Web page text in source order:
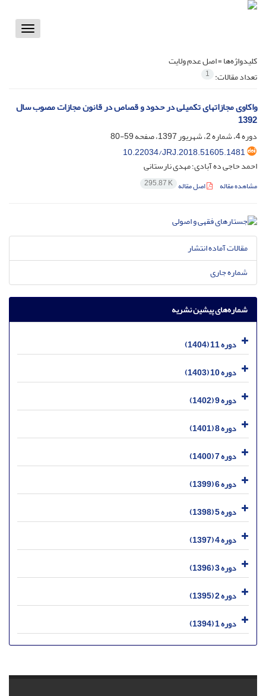
Toggle
کلیدواژه‌ها =اصل عدم ولایت
تعداد مقالات: 1
واکاوی مجازاتهای تکمیلی در حدود و قصاص در قانون مجازات مصوب سال
1392
دوره 4، شماره 2، شهریور 1397، صفحه
59-80
10.22034/JRJ.2018.51605.1481
احمد حاجی ده آبادی؛ مهدی نارستانی
مشاهده مقاله اصل مقاله 295.87 K
مقالات آماده انتشار
شماره جاری
شماره‌های پیشین نشریه
دوره 11 (1404)
دوره 10 (1403)
دوره 9 (1402)
دوره 8 (1401)
دوره 7 (1400)
دوره 6 (1399)
دوره 5 (1398)
دوره 4 (1397)
دوره 3 (1396)
دوره 2 (1395)
دوره 1 (1394)